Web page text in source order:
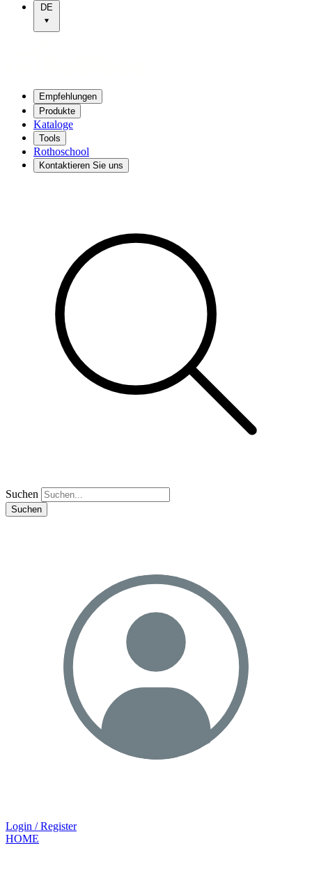
DE
Empfehlungen
Produkte
Kataloge
Tools
Rothoschool
Kontaktieren Sie uns
Suchen
Suchen
Login / Register
HOME